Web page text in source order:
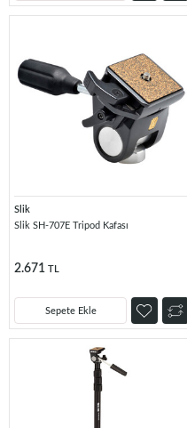
Slik
Slik SH-707E Tripod Kafası
2.671 TL
Sepete Ekle